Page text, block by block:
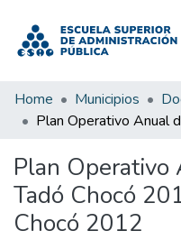
Home Municipios
Plan Operativo
Tadó Chocó
Chocó 2012